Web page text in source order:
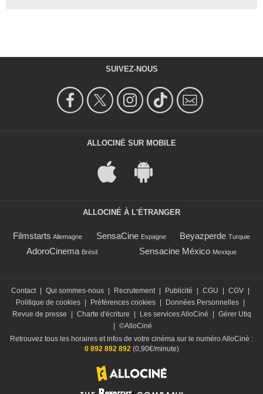
SUIVEZ-NOUS
ALLOCINÉ SUR MOBILE
ALLOCINÉ À L'ÉTRANGER
Filmstarts Allemagne SensaCine Espagne Beyazperde Turquie
AdoroCinema Brésil Sensacine México Mexique
Contact Qui sommes-nous Recrutement Publicité CGU CGV
Politique de cookies
Préférences cookies Données Personnelles
Revue de presse
Charte d'écriture Les services AlloCiné
Gérer Utiq
©AlloCiné
Retrouvez tous les horaires et infos de votre cinéma sur le numéro AlloCiné :
0 892 892 892(0,90€/minute)